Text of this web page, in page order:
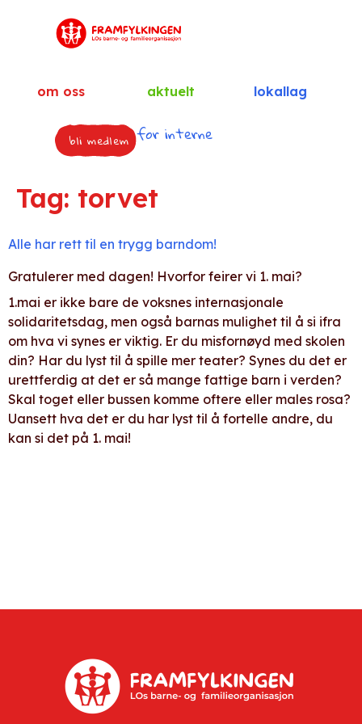
om oss aktuelt lokallag
bli medlem for interne
Tag: torvet
Alle har rett til en trygg barndom!
Gratulerer med dagen! Hvorfor feirer vi 1. mai?
1.mai er ikke bare de voksnes internasjonale
solidaritetsdag, men også barnas mulighet til å si ifra
om hva vi synes er viktig. Er du misfornøyd med skolen
din? Har du lyst til å spille mer teater? Synes du det er
urettferdig at det er så mange fattige barn i verden?
Skal toget eller bussen komme oftere eller males rosa?
Uansett hva det er du har lyst til å fortelle andre, du
kan si det på 1. mai!